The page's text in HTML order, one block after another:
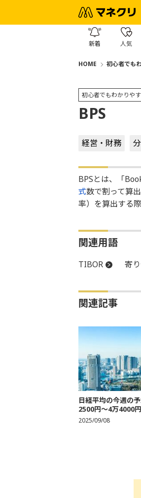
新着 人気
HOME 初心者でも
初心者でもわかりや
BPS
経営・財務
BPSとは、「
式数で割って算
率）を算出する
関連用語
TIBOR 寄
関連記事
日経平均の今週の
2500円～4万4000円
2025/09/08